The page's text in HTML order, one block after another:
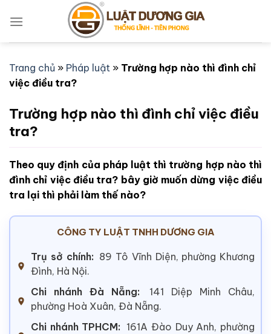
qua
Trang chủ » Pháp luật » Trường hợp nào thì đình chỉ
việc điều tra?
Trường hợp nào thì đình chỉ việc điều
tra?
Theo quy định của pháp luật thì trường hợp nào thì
đình chỉ việc điều tra? bây giờ muốn dừng việc điều
tra lại thì phải làm thế nào?
CÔNG TY LUẬT TNHH DƯƠNG GIA
Trụ sở chính: 89 Tô Vĩnh Diện, phường Khương
Đình, Hà Nội.
Chi nhánh Đà Nẵng:
141 Diệp Minh Châu,
phường Hoà Xuân, Đà Nẵng.
Chi nhánh TPHCM: 161A Đào Duy Anh, phường